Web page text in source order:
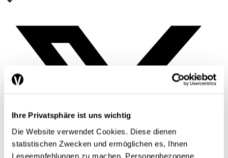
Ihre Privatsphäre ist uns wichtig
Die Website verwendet Cookies. Diese dienen
statistischen Zwecken und ermöglichen es, Ihnen
Leseempfehlungen zu machen. Personenbezogene